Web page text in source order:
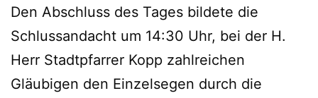
Den Abschluss des Tages bildete die
Schlussandacht um 14:30 Uhr, bei der H.
Herr Stadtpfarrer Kopp zahlreichen
Gläubigen den Einzelsegen durch die